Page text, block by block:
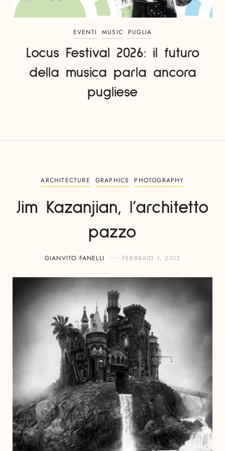
EVENTI MUSIC PUGLIA
Locus Festival 2026: il futuro
della musica parla ancora
pugliese
ARCHITECTURE GRAPHICS PHOTOGRAPHY
Jim Kazanjian, l’architetto
pazzo
GIANVITO FANELLI FEBBRAIO 1, 2013